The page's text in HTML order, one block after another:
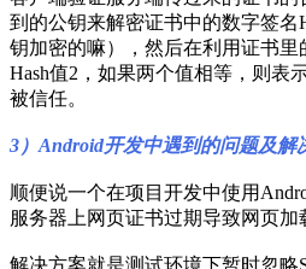
到的公钥来解密证书中的数字签名
钥加密的嘛），然后在利用证书里
Hash值2，如果两个值相等，则表
被信任。
3）Android开发中遇到的问题及解
顺便说一个在项目开发中使用
服务器上网页证书过期导致网页加
解决方案就是测试环境下暂时忽略